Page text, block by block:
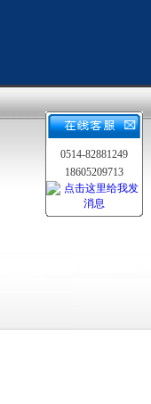
0514-82881249
18605209713